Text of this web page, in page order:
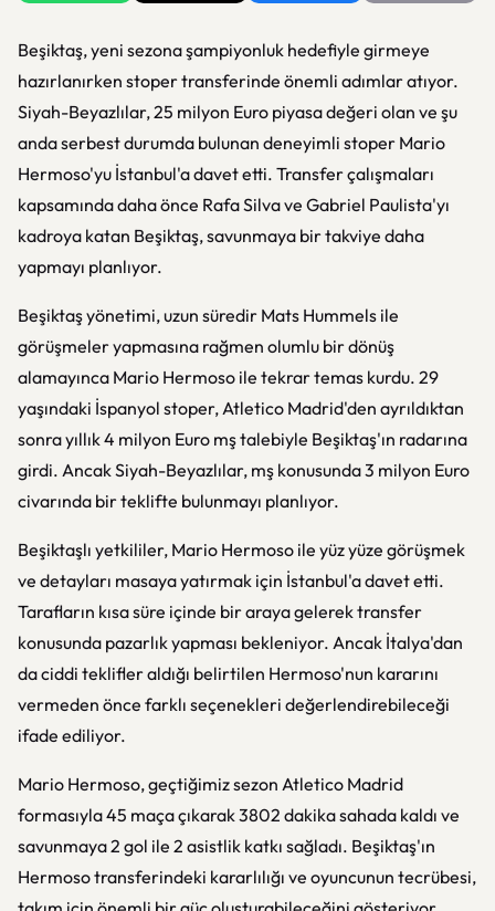
Beşiktaş, yeni sezona şampiyonluk hedefiyle girmeye
hazırlanırken stoper transferinde önemli adımlar atıyor.
Siyah-Beyazlılar, 25 milyon Euro piyasa değeri olan ve şu
anda serbest durumda bulunan deneyimli stoper Mario
Hermoso'yu İstanbul'a davet etti. Transfer çalışmaları
kapsamında daha önce Rafa Silva ve Gabriel Paulista'yı
kadroya katan Beşiktaş, savunmaya bir takviye daha
yapmayı planlıyor.
Beşiktaş yönetimi, uzun süredir Mats Hummels ile
görüşmeler yapmasına rağmen olumlu bir dönüş
alamayınca Mario Hermoso ile tekrar temas kurdu. 29
yaşındaki İspanyol stoper, Atletico Madrid'den ayrıldıktan
sonra yıllık 4 milyon Euro mş talebiyle Beşiktaş'ın radarına
girdi. Ancak Siyah-Beyazlılar, mş konusunda 3 milyon Euro
civarında bir teklifte bulunmayı planlıyor.
Beşiktaşlı yetkililer, Mario Hermoso ile yüz yüze görüşmek
ve detayları masaya yatırmak için İstanbul'a davet etti.
Tarafların kısa süre içinde bir araya gelerek transfer
konusunda pazarlık yapması bekleniyor. Ancak İtalya'dan
da ciddi teklifler aldığı belirtilen Hermoso'nun kararını
vermeden önce farklı seçenekleri değerlendirebileceği
ifade ediliyor.
Mario Hermoso, geçtiğimiz sezon Atletico Madrid
formasıyla 45 maça çıkarak 3802 dakika sahada kaldı ve
savunmaya 2 gol ile 2 asistlik katkı sağladı. Beşiktaş'ın
Hermoso transferindeki kararlılığı ve oyuncunun tecrübesi,